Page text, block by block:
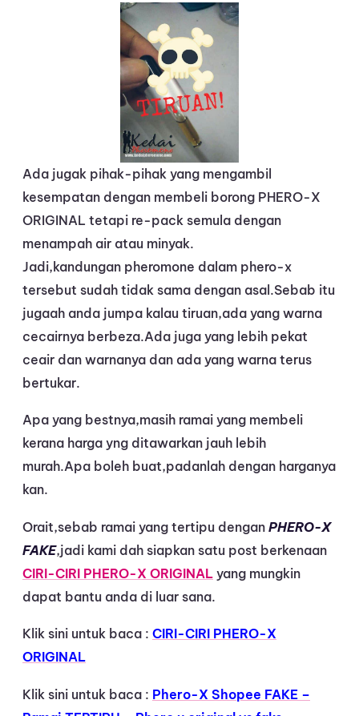
Ada jugak pihak-pihak yang mengambil
kesempatan dengan membeli borong PHERO-X
ORIGINAL tetapi re-pack semula dengan
menampah air atau minyak.
Jadi,kandungan pheromone dalam phero-x
tersebut sudah tidak sama dengan asal.Sebab itu
jugaah anda jumpa kalau tiruan,ada yang warna
cecairnya berbeza.Ada juga yang lebih pekat
ceair dan warnanya dan ada yang warna terus
bertukar.
Apa yang bestnya,masih ramai yang membeli
kerana harga yng ditawarkan jauh lebih
murah.Apa boleh buat,padanlah dengan harganya
kan.
Orait,sebab ramai yang tertipu dengan PHERO-X
FAKE,jadi kami dah siapkan satu post berkenaan
CIRI-CIRI PHERO-X ORIGINAL yang mungkin
dapat bantu anda di luar sana.
Klik sini untuk baca : CIRI-CIRI PHERO-X
ORIGINAL
Klik sini untuk baca : Phero-X Shopee FAKE –